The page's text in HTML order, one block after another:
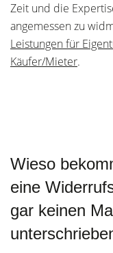
Zeit und die
angemessen zu
Leistungen für
Käufer/Mieter.
Wieso
eine
gar keinen